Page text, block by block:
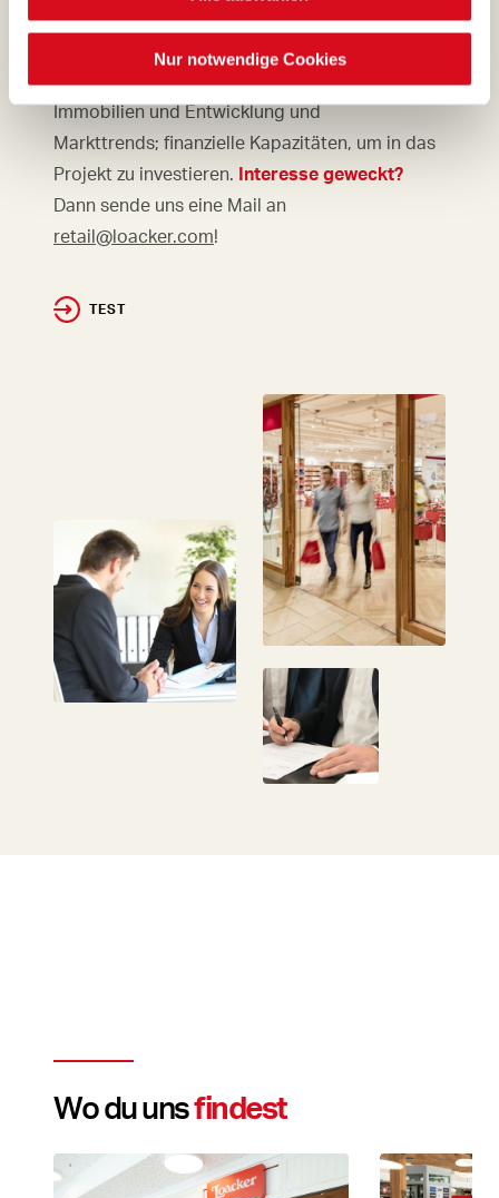
Nur notwendige Cookies
Deine Voraussetzungen:
Leidenschaft für unsere Marke; Wissen und
Erfahrung in der Lebensmittelindustrie,
Immobilien und Entwicklung und
Markttrends; finanzielle Kapazitäten, um in das
Projekt zu investieren. Interesse geweckt?
Dann sende uns eine Mail an
retail@loacker.com!
TEST
Wo du unsfindest